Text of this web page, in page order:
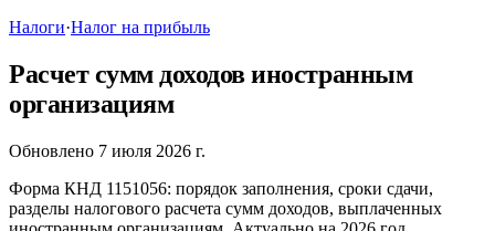
Налоги·Налог на прибыль
Расчет сумм доходов иностранным
организациям
Обновлено 7 июля 2026 г.
Форма КНД 1151056: порядок заполнения, сроки сдачи,
разделы налогового расчета сумм доходов, выплаченных